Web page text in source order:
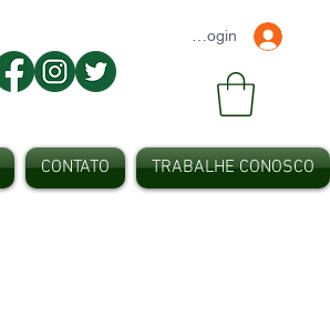
Faça seu Login
CONTATO TRABALHE CONOSCO